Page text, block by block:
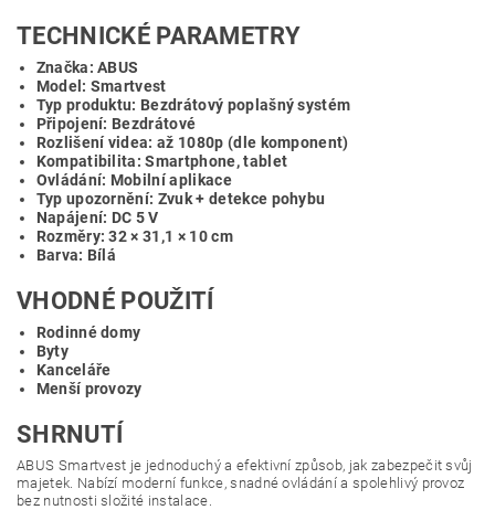
TECHNICKÉ PARAMETRY
Značka: ABUS
Model: Smartvest
Typ produktu: Bezdrátový poplašný systém
Připojení: Bezdrátové
Rozlišení videa: až 1080p (dle komponent)
Kompatibilita: Smartphone, tablet
Ovládání: Mobilní aplikace
Typ upozornění: Zvuk + detekce pohybu
Napájení: DC 5 V
Rozměry: 32 × 31,1 × 10 cm
Barva: Bílá
VHODNÉ POUŽITÍ
Rodinné domy
Byty
Kanceláře
Menší provozy
SHRNUTÍ
ABUS Smartvest je jednoduchý a efektivní způsob, jak zabezpečit svůj
majetek. Nabízí moderní funkce, snadné ovládání a spolehlivý provoz
bez nutnosti složité instalace.